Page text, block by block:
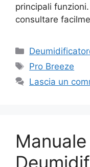
principali
consultare
Categorie
Tag
Pro Breeze
Lascia un
Manuale